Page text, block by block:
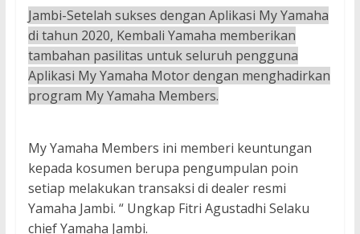
Jambi-Setelah sukses dengan Aplikasi My Yamaha
di tahun 2020, Kembali Yamaha memberikan
tambahan pasilitas untuk seluruh pengguna
Aplikasi My Yamaha Motor dengan menghadirkan
program My Yamaha Members.
My Yamaha Members ini memberi keuntungan
kepada kosumen berupa pengumpulan poin
setiap melakukan transaksi di dealer resmi
Yamaha Jambi. “ Ungkap Fitri Agustadhi Selaku
chief Yamaha Jambi.